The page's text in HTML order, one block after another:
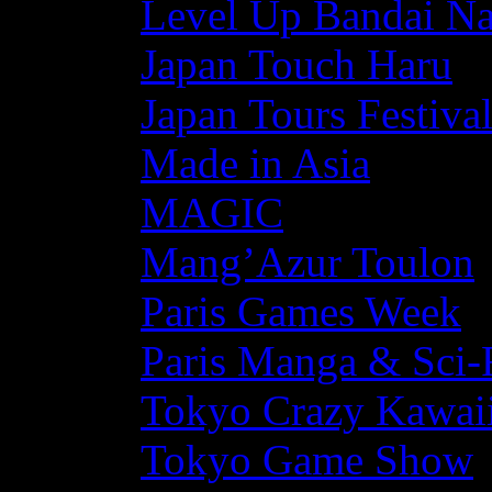
Level Up Bandai
Japan Touch Haru
Japan Tours Festival
Made in Asia
MAGIC
Mang’Azur Toulon
Paris Games Week
Paris Manga &
Tokyo Crazy
Tokyo Game Show